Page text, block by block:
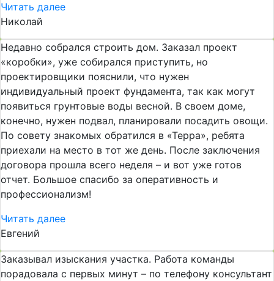
Читать далее
Николай
Недавно собрался строить дом. Заказал проект
«коробки», уже собирался приступить, но
проектировщики пояснили, что нужен
индивидуальный проект фундамента, так как могут
появиться грунтовые воды весной. В своем доме,
конечно, нужен подвал, планировали посадить овощи.
По совету знакомых обратился в «Терра», ребята
приехали на место в тот же день. После заключения
договора прошла всего неделя – и вот уже готов
отчет. Большое спасибо за оперативность и
профессионализм!
Читать далее
Евгений
Заказывал изыскания участка. Работа команды
порадовала с первых минут – по телефону консультант